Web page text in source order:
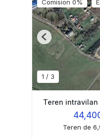
Comision 0%
1 / 3
Previous
Teren
Teren de